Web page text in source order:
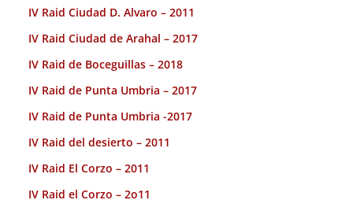
IV Raid Ciudad D. Alvaro – 2011
IV Raid Ciudad de Arahal – 2017
IV Raid de Boceguillas – 2018
IV Raid de Punta Umbria – 2017
IV Raid de Punta Umbria -2017
IV Raid del desierto – 2011
IV Raid El Corzo – 2011
IV Raid el Corzo – 2o11